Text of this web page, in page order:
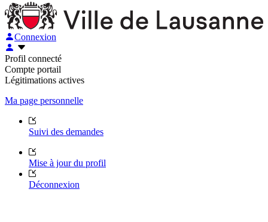
Connexion
Profil connecté
Compte portail
Légitimations actives
Ma page personnelle
Suivi des demandes
Mise à jour du profil
Déconnexion